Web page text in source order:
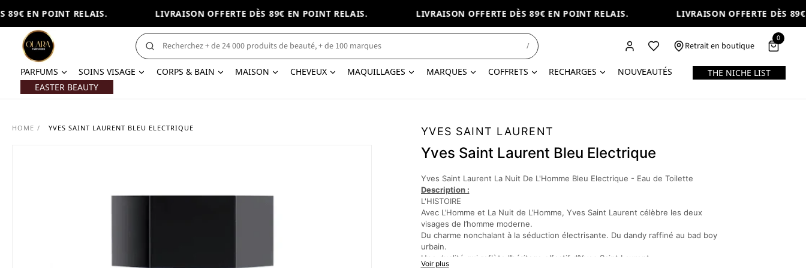
EN POINT RELAIS. LIVRAISON OFFERTE DÈS 89€ EN POINT RELAIS. LIVRAISON OFFERTE DÈS 89€ EN POINT RELAIS. LIVRAISON OFFERTE DÈS 89€
/ Retrait en boutique
0
PARFUMS SOINS VISAGE CORPS & BAIN MAISON CHEVEUX MAQUILLAGES MARQUES COFFRETS RECHARGES NOUVEAUTÉS
THE NICHE LIST
EASTER BEAUTY
HOME / YVES SAINT LAURENT BLEU ELECTRIQUE YVES SAINT LAURENT
Yves Saint Laurent Bleu Electrique
Yves Saint Laurent La Nuit De L'Homme Bleu Electrique - Eau de Toilette
Description :
L'HISTOIRE
Avec L’Homme et La Nuit de L’Homme, Yves Saint Laurent célèbre les deux
visages de l’homme moderne.
Du charme nonchalant à la séduction électrisante. Du dandy raffiné au bad boy
urbain.
Une dualité qui reflète l’héritage olfactif d’Yves Saint Laurent.
Voir plus